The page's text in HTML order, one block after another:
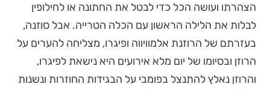
הצהרתו ועושה הכל כדי לבטל את החתונה או לחילופין
לבלות את הלילה הראשון עם הכלה הטרייה. אבל סוזנה,
בעזרתם של הרוזנת אלמוויווה ופיגרו, מצליחה להערים על
הרוזן ובסיומו של יום מלא אירועים היא נישאת לפיגרו,
והרוזן נאלץ להתנצל בפומבי על הבגידות החוזרות ונשנות